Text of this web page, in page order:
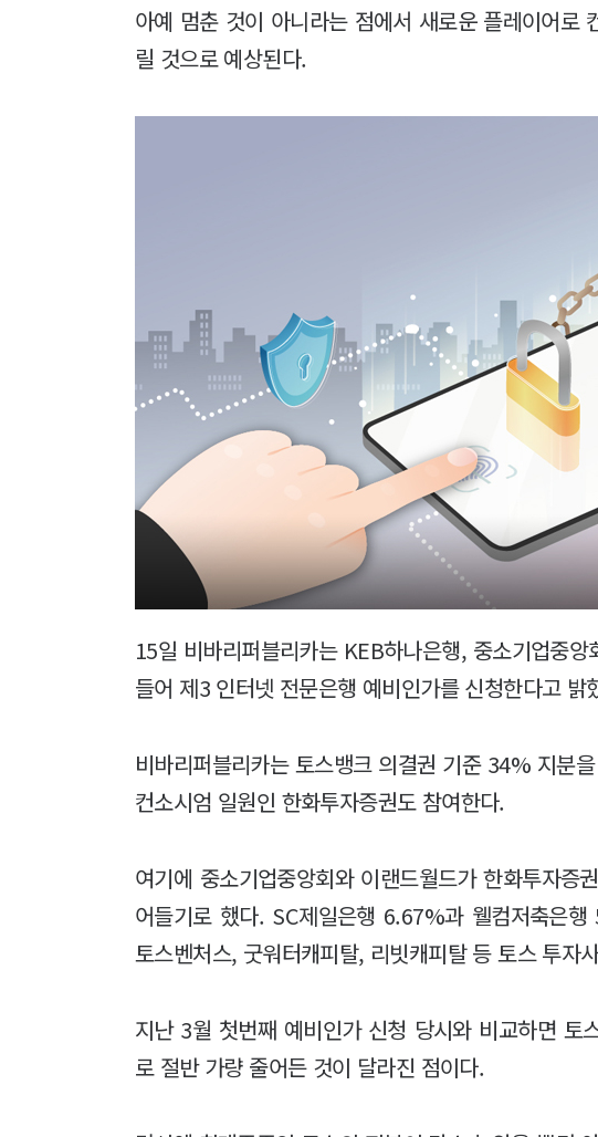
아예 멈춘 것이 아니라는 점에서 새로운 플레이어로
릴 것으로 예상된다.
15일 비바리퍼블리카는 KEB하나은행, 중소기업중
들어 제3 인터넷 전문은행 예비인가를 신청한다고 밝
비바리퍼블리카는 토스뱅크 의결권 기준 34% 지분
컨소시엄 일원인 한화투자증권도 참여한다.
여기에 중소기업중앙회와 이랜드월드가 한화투자
어들기로 했다. SC제일은행 6.67%과 웰컴저축은
토스벤처스, 굿워터캐피탈, 리빗캐피탈 등 토스 투자
지난 3월 첫번째 예비인가 신청 당시와 비교하면
로 절반 가량 줄어든 것이 달라진 점이다.